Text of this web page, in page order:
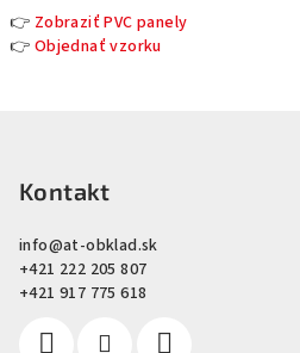
👉 Zobraziť PVC panely
👉 Objednať vzorku
Kontakt
info@at-obklad.sk
+421 222 205 807
+421 917 775 618